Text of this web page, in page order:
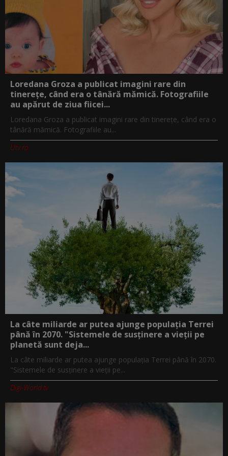
Loredana Groza a publicat imagini rare din
tinerețe, când era o tânără mămică. Fotografiile
au apărut de ziua fiicei...
Loredana Groza a publicat imagini rare din tinerețe, când era o
tânără mămică. Fotografiile au...
Utv.ro
La câte miliarde ar putea ajunge populația Terrei
până în 2070. "Sistemele de susținere a vieții pe
planetă sunt deja...
La câte miliarde ar putea ajunge populația Terrei până în 2070.
"Sistemele de susținere a vieții pe...
Digi-World.tv